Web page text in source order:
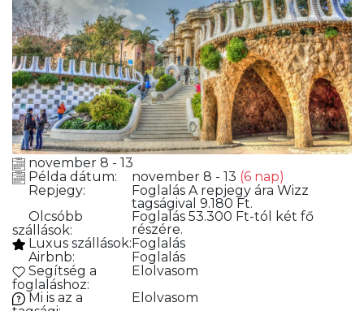
november 8 - 13
Példa dátum:
november 8 - 13 (6 nap)
Repjegy:
Foglalás A repjegy ára Wizz
tagságival 9.180 Ft.
Olcsóbb
szállások:
Foglalás 53.300 Ft-tól két fő
részére.
Luxus szállások:Foglalás
Airbnb:
Foglalás
Segítség a
foglaláshoz:
Elolvasom
Mi is az a
Elolvasom